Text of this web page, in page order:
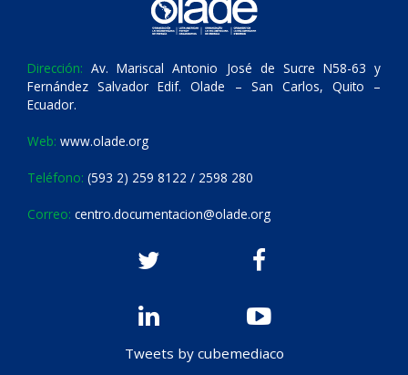
Dirección: Av. Mariscal Antonio José de Sucre N58-63 y
Fernández Salvador Edif. Olade – San Carlos, Quito –
Ecuador.
Web: www.olade.org
Teléfono: (593 2) 259 8122 / 2598 280
Correo: centro.documentacion@olade.org
Tweets by cubemediaco